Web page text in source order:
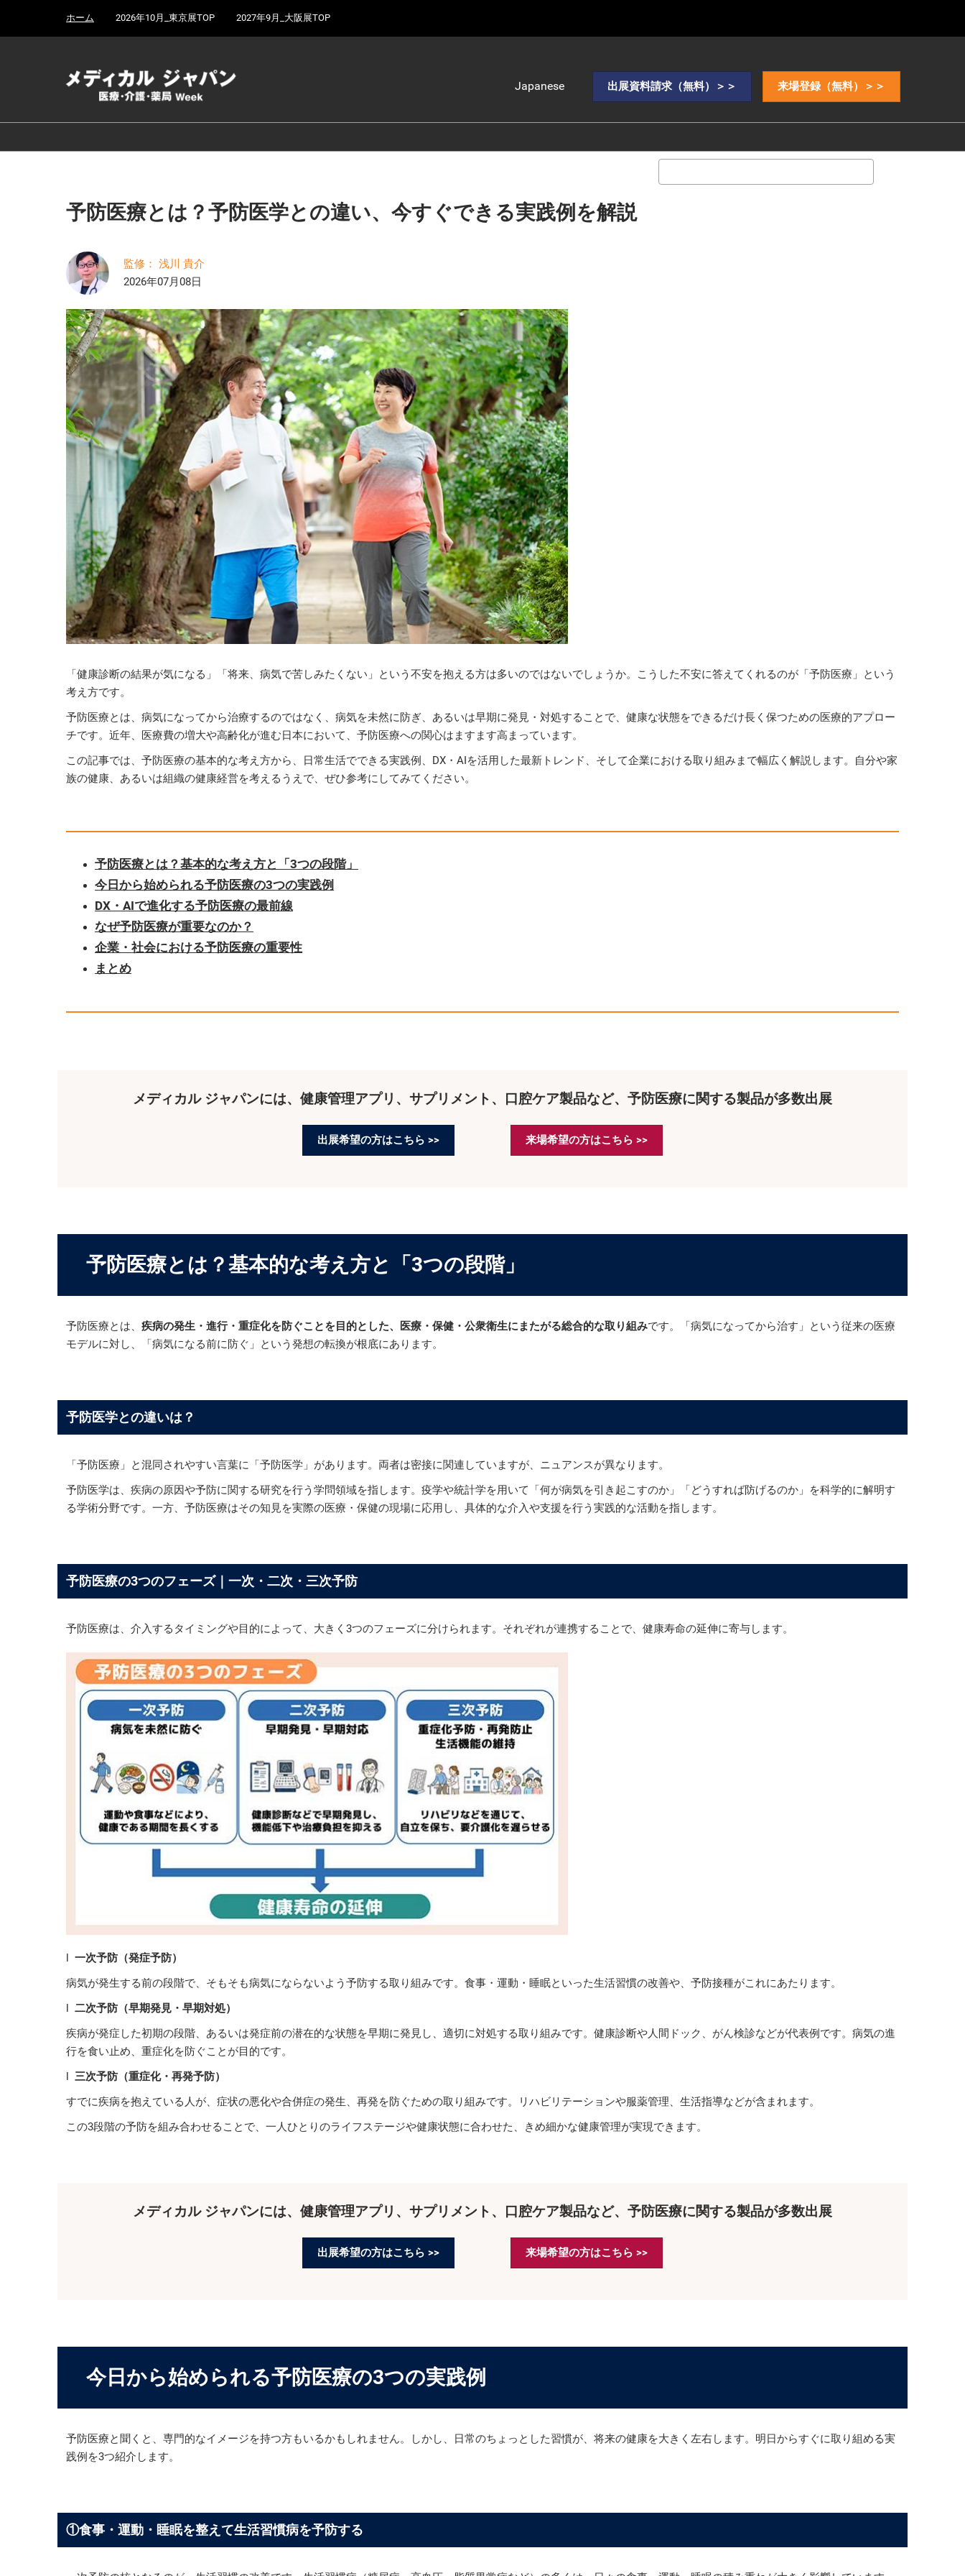
キ
し
to
ホーム 2026年10月_東京展TOP 2027年9月_大阪展TOP
Japanese
中文
出展資料請求（無料）＞＞ 来場登録（無料）＞＞
予防医療とは？予防医学との違い、今すぐできる実践例を解説
監修： 浅川 貴介
2026年07月08日
「健康診断の結果が気になる」「将来、病気で苦しみたくない」という不安を抱える方は多いのではないでしょうか。こうした不安に答えてくれるのが「予防医療」という
考え方です。
予防医療とは、病気になってから治療するのではなく、病気を未然に防ぎ、あるいは早期に発見・対処することで、健康な状態をできるだけ長く保つための医療的アプロー
チです。近年、医療費の増大や高齢化が進む日本において、予防医療への関心はますます高まっています。
この記事では、予防医療の基本的な考え方から、日常生活でできる実践例、DX・AIを活用した最新トレンド、そして企業における取り組みまで幅広く解説します。自分や家
族の健康、あるいは組織の健康経営を考えるうえで、ぜひ参考にしてみてください。
予防医療とは？基本的な考え方と「3つの段階」
今日から始められる予防医療の3つの実践例
DX・AIで進化する予防医療の最前線
なぜ予防医療が重要なのか？
企業・社会における予防医療の重要性
まとめ
メディカル ジャパンには、健康管理アプリ、サプリメント、口腔ケア製品など、予防医療に関する製品が多数出展
出展希望の方はこちら >> 来場希望の方はこちら >>
予防医療とは？基本的な考え方と「3つの段階」
予防医療とは、 疾病の発生・進行・重症化を防ぐことを目的とした、医療・保健・公衆衛生にまたがる総合的な取り組みです。「病気になってから治す」という従来の医療
モデルに対し、「病気になる前に防ぐ」という発想の転換が根底にあります。
予防医学との違いは？
「予防医療」と混同されやすい言葉に「予防医学」があります。両者は密接に関連していますが、ニュアンスが異なります。
予防医学は、疾病の原因や予防に関する研究を行う学問領域を指します。疫学や統計学を用いて「何が病気を引き起こすのか」「どうすれば防げるのか」を科学的に解明す
る学術分野です。一方、予防医療はその知見を実際の医療・保健の現場に応用し、具体的な介入や支援を行う実践的な活動を指します。
予防医療の3つのフェーズ｜一次・二次・三次予防
予防医療は、介入するタイミングや目的によって、大きく3つのフェーズに分けられます。それぞれが連携することで、健康寿命の延伸に寄与します。
l 一次予防（発症予防）
病気が発生する前の段階で、そもそも病気にならないよう予防する取り組みです。食事・運動・睡眠といった生活習慣の改善や、予防接種がこれにあたります。
l 二次予防（早期発見・早期対処）
疾病が発症した初期の段階、あるいは発症前の潜在的な状態を早期に発見し、適切に対処する取り組みです。健康診断や人間ドック、がん検診などが代表例です。病気の進
行を食い止め、重症化を防ぐことが目的です。
l 三次予防（重症化・再発予防）
すでに疾病を抱えている人が、症状の悪化や合併症の発生、再発を防ぐための取り組みです。リハビリテーションや服薬管理、生活指導などが含まれます。
この3段階の予防を組み合わせることで、一人ひとりのライフステージや健康状態に合わせた、きめ細かな健康管理が実現できます。
メディカル ジャパンには、健康管理アプリ、サプリメント、口腔ケア製品など、予防医療に関する製品が多数出展
出展希望の方はこちら >> 来場希望の方はこちら >>
今日から始められる予防医療の3つの実践例
予防医療と聞くと、専門的なイメージを持つ方もいるかもしれません。しかし、日常のちょっとした習慣が、将来の健康を大きく左右します。明日からすぐに取り組める実
践例を3つ紹介します。
①食事・運動・睡眠を整えて生活習慣病を予防する